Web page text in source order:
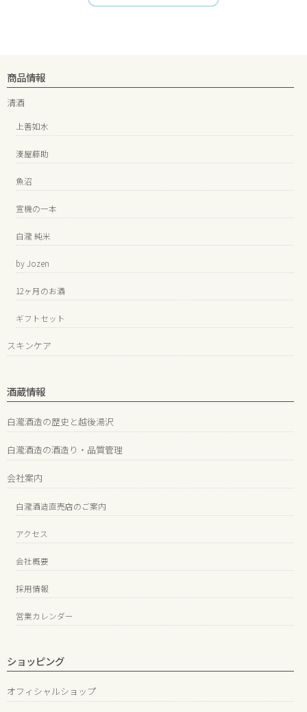
商品情報
清酒
上善如水
湊屋藤助
魚沼
宣機の一本
白瀧 純米
by Jozen
12ヶ月のお酒
ギフトセット
スキンケア
酒蔵情報
白瀧酒造の歴史と越後湯沢
白瀧酒造の酒造り・品質管理
会社案内
白瀧酒造直売店のご案内
アクセス
会社概要
採用情報
営業カレンダー
ショッピング
オフィシャルショップ